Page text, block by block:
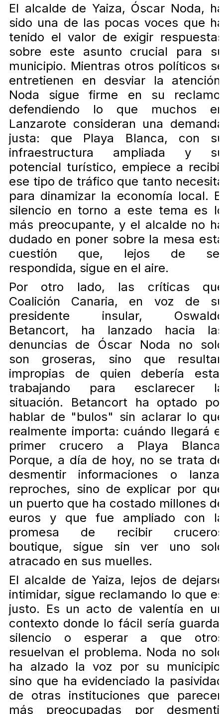
El alcalde de Yaiza, Óscar Noda,
sido una de las pocas voces que
tenido el valor de exigir
sobre este asunto crucial para
municipio. Mientras otros políticos
entretienen en desviar la
Noda sigue firme en su
defendiendo lo que muchos
Lanzarote consideran una
justa: que Playa Blanca, con
infraestructura ampliada y
potencial turístico, empiece a
ese tipo de tráfico que tanto
para dinamizar la economía local.
silencio en torno a este tema es
más preocupante, y el alcalde no
dudado en poner sobre la mesa
cuestión que, lejos de
respondida, sigue en el aire.
Por otro lado, las críticas
Coalición Canaria, en voz de
presidente insular,
Betancort, ha lanzado hacia
denuncias de Óscar Noda no
son groseras, sino que
impropias de quien debería
trabajando para esclarecer
situación. Betancort ha optado
hablar de "bulos" sin aclarar lo
realmente importa: cuándo llegará
primer crucero a Playa
Porque, a día de hoy, no se trata
desmentir informaciones o
reproches, sino de explicar por
un puerto que ha costado millones
euros y que fue ampliado con
promesa de recibir
boutique, sigue sin ver uno
atracado en sus muelles.
El alcalde de Yaiza, lejos de
intimidar, sigue reclamando lo que
justo. Es un acto de valentía en
contexto donde lo fácil sería
silencio o esperar a que
resuelvan el problema. Noda no
ha alzado la voz por su
sino que ha evidenciado la
de otras instituciones que
más preocupadas por